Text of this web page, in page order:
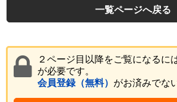
一覧ページへ戻る
２ページ目以降をご覧になるに
が必要です。
会員登録（無料） がお済みでな